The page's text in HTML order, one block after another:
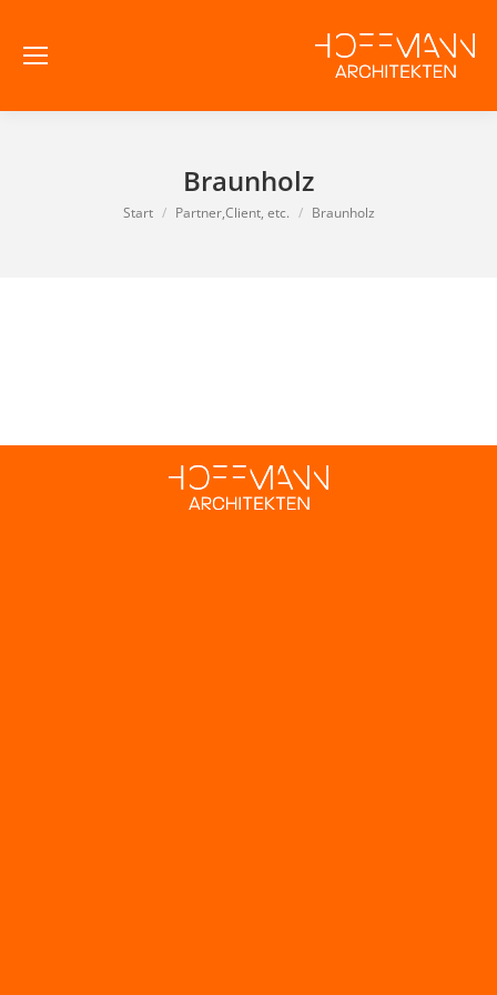
Braunholz
Sie befinden sich hier:
Start Partner,Client, etc. Braunholz